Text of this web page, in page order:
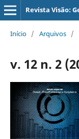
Revista Visão:
Início / Arquivos /
v. 12 n. 2